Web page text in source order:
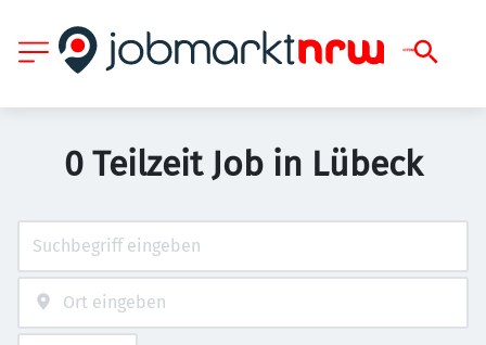
0 Teilzeit Job in Lübeck